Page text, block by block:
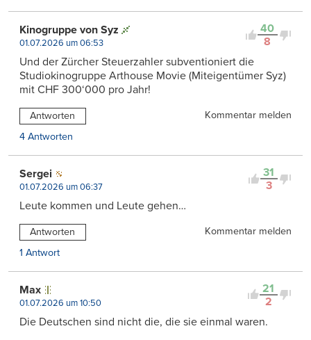
40
8
Kinogruppe von Syz
01.07.2026 um 06:53
Und der Zürcher Steuerzahler subventioniert die
Studiokinogruppe Arthouse Movie (Miteigentümer Syz)
mit CHF 300‘000 pro Jahr!
Antworten
Kommentar melden
4 Antworten
31
3
Sergei
01.07.2026 um 06:37
Leute kommen und Leute gehen…
Antworten
Kommentar melden
1 Antwort
21
2
Max
01.07.2026 um 10:50
Die Deutschen sind nicht die, die sie einmal waren.